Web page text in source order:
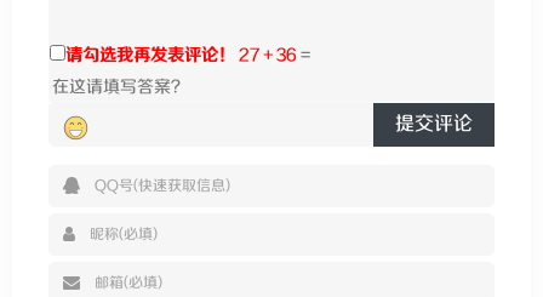
请勾选我再发表评论！ 27 + 36 =
提交评论